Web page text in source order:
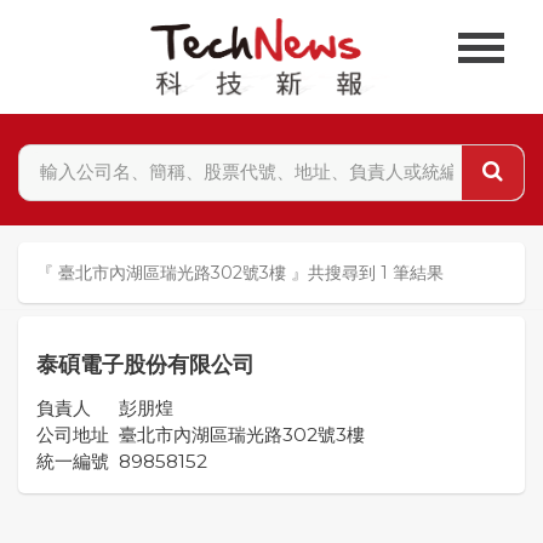
『 臺北市內湖區瑞光路302號3樓 』共搜尋到 1 筆結果
泰碩電子股份有限公司
負責人
彭朋煌
公司地址 臺北市內湖區瑞光路302號3樓
統一編號 89858152